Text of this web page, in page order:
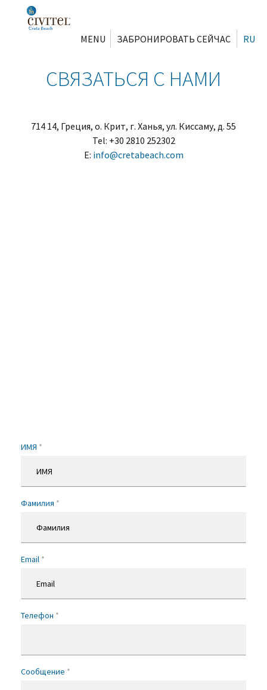
MENU RU
ЗАБРОНИРОВАТЬ СЕЙЧАС
СВЯЗАТЬСЯ С НАМИ
714 14, Греция, о. Крит, г. Ханья, ул. Киссаму, д. 55
Tel: +30 2810 252302
E: info@cretabeach.com
ИМЯ *
Фамилия *
Email *
Телефон *
Сообщение *